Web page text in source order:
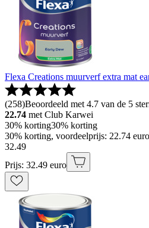
Flexa Creations muurverf extra mat
(258)Beoordeeld met 4.7 van de 5
22.74 met Club Karwei
30% korting30% korting
30% korting, voordeelprijs: 22.74
32.49
Prijs: 32.49 euro